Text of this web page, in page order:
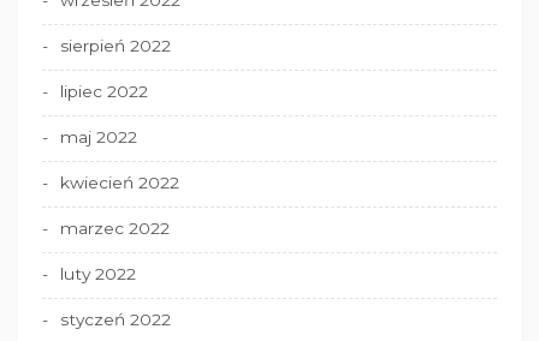
sierpień 2022
lipiec 2022
maj 2022
kwiecień 2022
marzec 2022
luty 2022
styczeń 2022